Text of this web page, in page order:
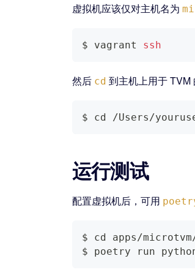
虚拟机应该仅对主机名为
$ vagrant ssh
然后 cd 到主机上用于 TVM
$ cd /Users/
运行测试
配置虚拟机后，可用
$ cd apps/
$ poetry run